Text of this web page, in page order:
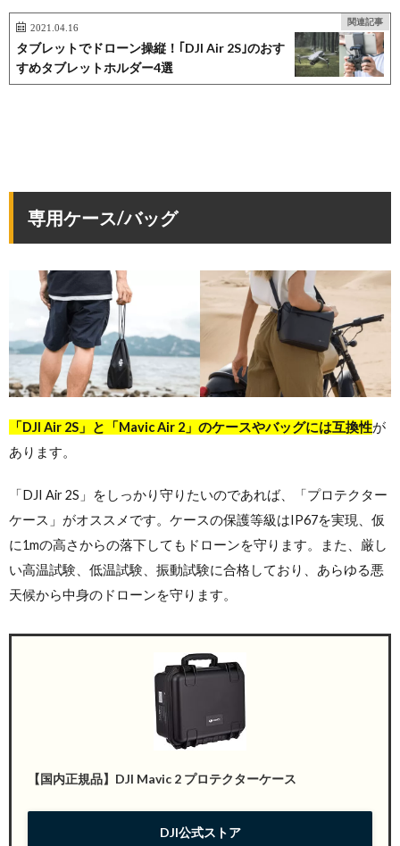
関連記事
2021.04.16
タブレットでドローン操縦！｢DJI Air 2S｣のおす
すめタブレットホルダー4選
専用ケース/バッグ
「DJI Air 2S」と「Mavic Air 2」のケースやバッグには互換性が
あります。
「DJI Air 2S」をしっかり守りたいのであれば、「プロテクター
ケース」がオススメです。ケースの保護等級はIP67を実現、仮
に1mの高さからの落下してもドローンを守ります。また、厳し
い高温試験、低温試験、振動試験に合格しており、あらゆる悪
天候から中身のドローンを守ります。
【国内正規品】DJI Mavic 2 プロテクターケース
DJI公式ストア